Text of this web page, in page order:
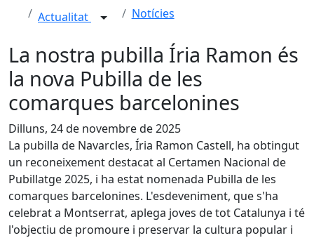
Actualitat Notícies
La nostra pubilla Íria Ramon és
la nova Pubilla de les
comarques barcelonines
Dilluns, 24 de novembre de 2025
La pubilla de Navarcles, Íria Ramon Castell, ha obtingut
un reconeixement destacat al Certamen Nacional de
Pubillatge 2025, i ha estat nomenada Pubilla de les
comarques barcelonines. L'esdeveniment, que s'ha
celebrat a Montserrat, aplega joves de tot Catalunya i té
l'objectiu de promoure i preservar la cultura popular i